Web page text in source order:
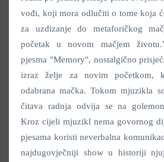
vođi, koji mora odlučiti o tome koja
za uzdizanje do metaforičkog
početak u novom mačjem
pjesma "Memory", nostalgično
izraz želje za novim početkom,
odabrana mačka. Tokom mjuzikla
čitava radnja odvija se na
Kroz cijeli mjuzikl nema govornog
pjesama koristi neverbalna
najdugovječniji show u historiji